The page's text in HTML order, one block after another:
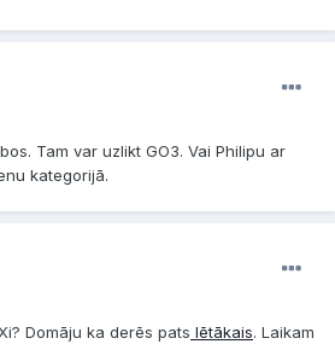
Tam var uzlikt GO3. Vai Philipu ar
kategorijā.
Domāju ka derēs pats lētākais. Laikam